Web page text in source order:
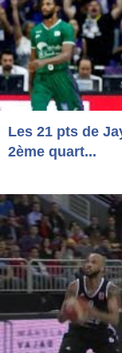
Les 21 pts de
2ème quart...